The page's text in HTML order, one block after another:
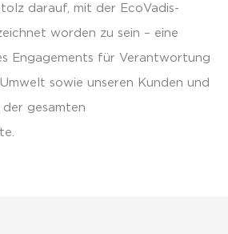
darauf, mit der EcoVadis-
worden zu sein – eine
Engagements für Verantwortung
sowie unseren Kunden und
gesamten